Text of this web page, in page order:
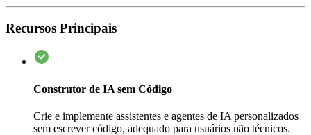
Recursos Principais
Construtor de IA sem Código
Crie e implemente assistentes e agentes de IA personalizados
sem escrever código, adequado para usuários não técnicos.